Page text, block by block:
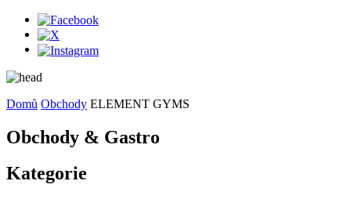
Domů Obchody ELEMENT GYMS
Obchody & Gastro
Kategorie